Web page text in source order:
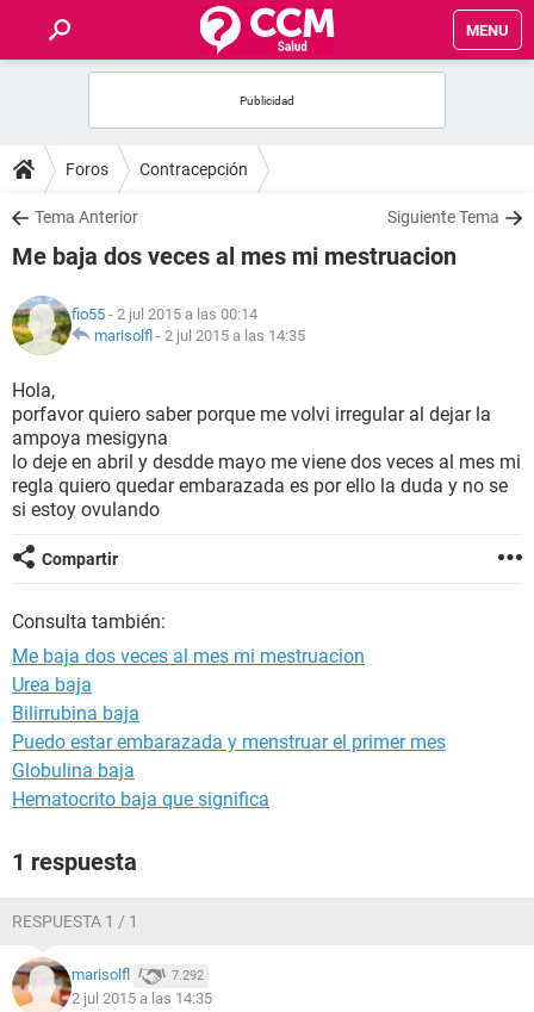
MENU
FOROS
SALUD
FAMILIA
NUTRICIÓN
BIENESTAR
SEXUALIDAD
GLOSARIO
Foros Contracepción
Tema Anterior Siguiente Tema
Me baja dos veces al mes mi mestruacion
fio55 - 2 jul 2015 a las 00:14
marisolfl - 2 jul 2015 a las 14:35
Hola,
porfavor quiero saber porque me volvi irregular al dejar la
ampoya mesigyna
lo deje en abril y desdde mayo me viene dos veces al mes mi
regla quiero quedar embarazada es por ello la duda y no se
si estoy ovulando
Compartir
Consulta también:
Me baja dos veces al mes mi mestruacion
Urea baja
Bilirrubina baja
Puedo estar embarazada y menstruar el primer mes
Globulina baja
Hematocrito baja que significa
1 respuesta
RESPUESTA 1 / 1
marisolfl 7.292
2 jul 2015 a las 14:35